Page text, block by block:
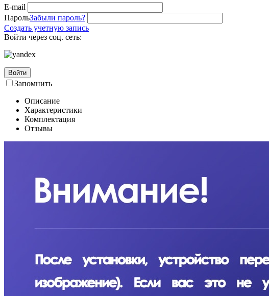
E-mail
ПарольЗабыли пароль?
Создать учетную запись
Войти через соц. сеть:
Войти
Запомнить
Описание
Характеристики
Комплектация
Отзывы